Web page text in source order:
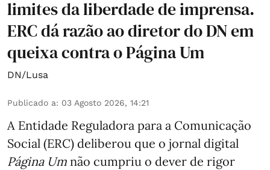
limites da liberdade de imprensa.
ERC dá razão ao diretor do DN em
queixa contra o Página Um
DN/Lusa
Publicado a: 03 Agosto 2026, 14:21
A Entidade Reguladora para a Comunicação
Social (ERC) deliberou que o jornal digital
Página Um não cumpriu o dever de rigor